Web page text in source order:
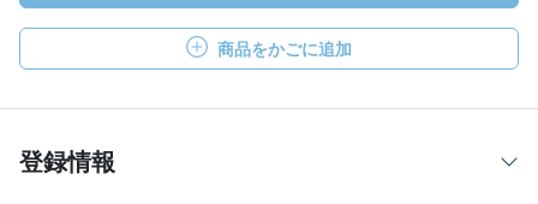
商品をかごに追加
登録情報